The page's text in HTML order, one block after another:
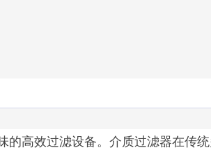
的高效过滤设备。介质过滤器在传